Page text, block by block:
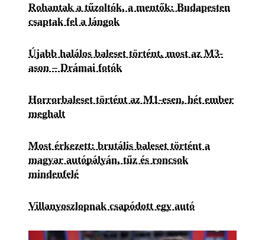
Rohantak a tűzoltók, a mentők: Budapesten
csaptak fel a lángok
Újabb halálos baleset történt, most az M3-
ason – Drámai fotók
Horrorbaleset történt az M1-esen, hét ember
meghalt
Most érkezett: brutális baleset történt a
magyar autópályán, tűz és roncsok
mindenfelé
Villanyoszlopnak csapódott egy autó